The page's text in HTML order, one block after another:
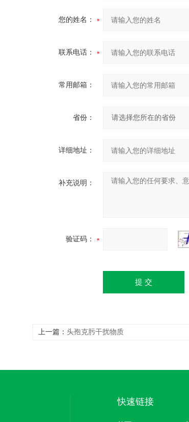
您的姓名：
联系电话：
常用邮箱：
省份：
详细地址：
补充说明：
验证码：
上一篇： 头孢克肟干扰物质
快速链接